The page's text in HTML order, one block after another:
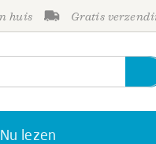
huis Gratis
Nu lezen